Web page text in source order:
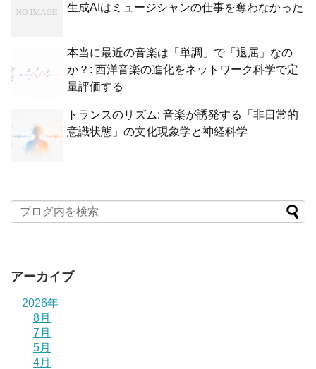
生成AIはミュージシャンの仕事を奪わなかった
本当に最近の音楽は「単調」で「退屈」なの
か？: 西洋音楽の進化をネットワーク科学で定
量評価する
トランスのリズム: 音楽が誘発する「非日常的
意識状態」の文化現象学と神経科学
アーカイブ
2026年
8月
7月
5月
4月